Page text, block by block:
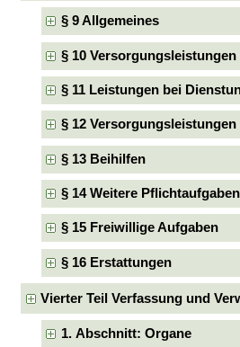
§ 9 Allgemeines
§ 10 Versorgungsleistungen
§ 11 Leistungen bei
§ 12
§ 13 Beihilfen
§ 14 Weitere Pflichtaufgaben
§ 15 Freiwillige Aufgaben
§ 16 Erstattungen
Vierter Teil Verfassung und
1. Abschnitt: Organe